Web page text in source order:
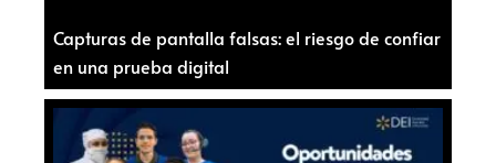
Capturas de pantalla falsas: el riesgo de confiar
en una prueba digital